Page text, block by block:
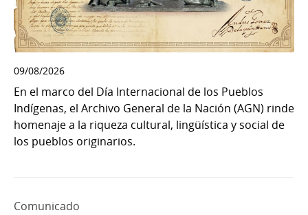
09/08/2026
En el marco del Día Internacional de los Pueblos
Indígenas, el Archivo General de la Nación (AGN) rinde
homenaje a la riqueza cultural, lingüística y social de
los pueblos originarios.
Comunicado